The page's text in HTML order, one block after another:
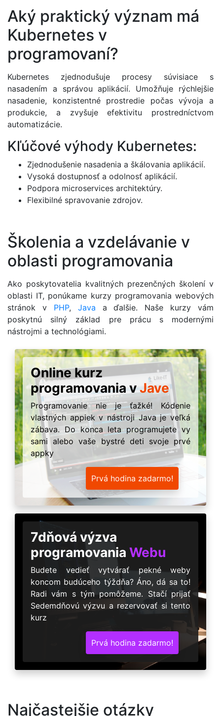
Aký praktický význam má
Kubernetes v
programovaní?
Kubernetes zjednodušuje procesy súvisiace s
nasadením a správou aplikácií. Umožňuje rýchlejšie
nasadenie, konzistentné prostredie počas vývoja a
produkcie, a zvyšuje efektivitu prostredníctvom
automatizácie.
Kľúčové výhody Kubernetes:
Zjednodušenie nasadenia a škálovania aplikácií.
Vysoká dostupnosť a odolnosť aplikácií.
Podpora microservices architektúry.
Flexibilné spravovanie zdrojov.
Školenia a vzdelávanie v
oblasti programovania
Ako poskytovatelia kvalitných prezenčných školení v
oblasti IT, ponúkame kurzy programovania webových
stránok v PHP, Java a ďalšie. Naše kurzy vám
poskytnú silný základ pre prácu s modernými
nástrojmi a technológiami.
Online kurz
programovania vJave
Programovanie nie je ťažké! Kódenie
vlastných appiek v nástroji Java je veľká
zábava. Do konca leta programujete vy
sami alebo vaše bystré deti svoje prvé
appky
Prvá hodina zadarmo!
7dňová výzva
programovania Webu
Budete vedieť vytvárať pekné weby
koncom budúceho týždňa? Áno, dá sa to!
Radi vám s tým pomôžeme. Stačí prijať
Sedemdňovú výzvu a rezervovať si tento
kurz
Prvá hodina zadarmo!
Najčastejšie otázky